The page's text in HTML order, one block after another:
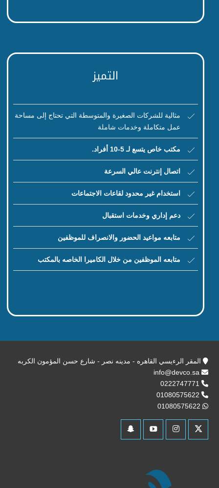
التميز
مثالية للشركات الصغيرة والمتوسطة التي تحتاج إلى مساحة
عمل متكاملة وخدمات شاملة
مكتب خاص يتسع لـ 5-10 أفراد .
اتصال إنترنت عالي السرعة
استخدام غير محدود لقاعات الاجتماعات
دعم إداري وخدمات استقبال
متابعه مواعيد الحضور والانصراف للموظفين
متابعه الموظفين من خلال الكاميرا الخاصه بالمكتب
المقر الرءيسي القاهره - مدينه نصر - شارع حسن المؤمون الكربه
info@devco.sa
0222747771
01080575622
01080575622